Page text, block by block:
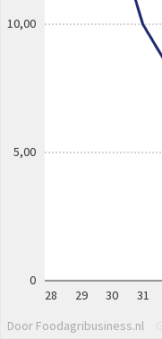
31
30
29
28
0
5,00
10,00
Door Foodagribusiness.nl